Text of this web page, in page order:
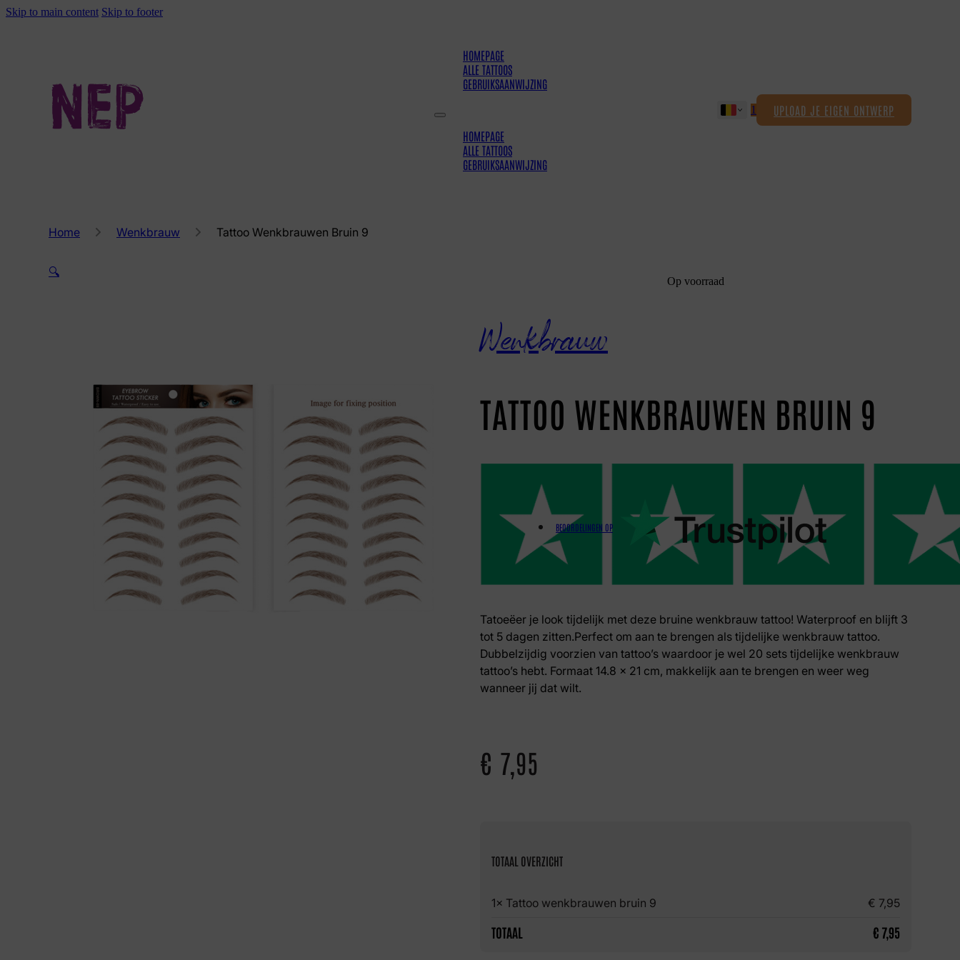
Skip to main content Skip to footer
HOMEPAGE
ALLE TATTOOS
GEBRUIKSAANWIJZING
HOMEPAGE
ALLE TATTOOS
GEBRUIKSAANWIJZING
1 UPLOAD JE EIGEN ONTWERP
Home Wenkbrauw Tattoo Wenkbrauwen Bruin 9
🔍
Op voorraad
Wenkbrauw
TATTOO WENKBRAUWEN BRUIN 9
BEOORDELINGEN OP
Tatoeëer je look tijdelijk met deze bruine wenkbrauw tattoo! Waterproof en blijft 3
tot 5 dagen zitten.Perfect om aan te brengen als tijdelijke wenkbrauw tattoo.
Dubbelzijdig voorzien van tattoo’s waardoor je wel 20 sets tijdelijke wenkbrauw
tattoo’s hebt. Formaat 14.8 x 21 cm, makkelijk aan te brengen en weer weg
wanneer jij dat wilt.
€ 7,95
TOTAAL OVERZICHT
1× Tattoo wenkbrauwen bruin 9 € 7,95
TOTAAL € 7,95